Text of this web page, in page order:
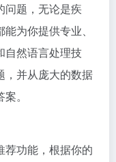
问题，无论是疾
为你提供专业、
自然语言处理技
，并从庞大的数据
。
荐功能，根据你的